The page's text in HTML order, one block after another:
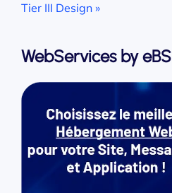
Tier III Design »
WebServices by eBS